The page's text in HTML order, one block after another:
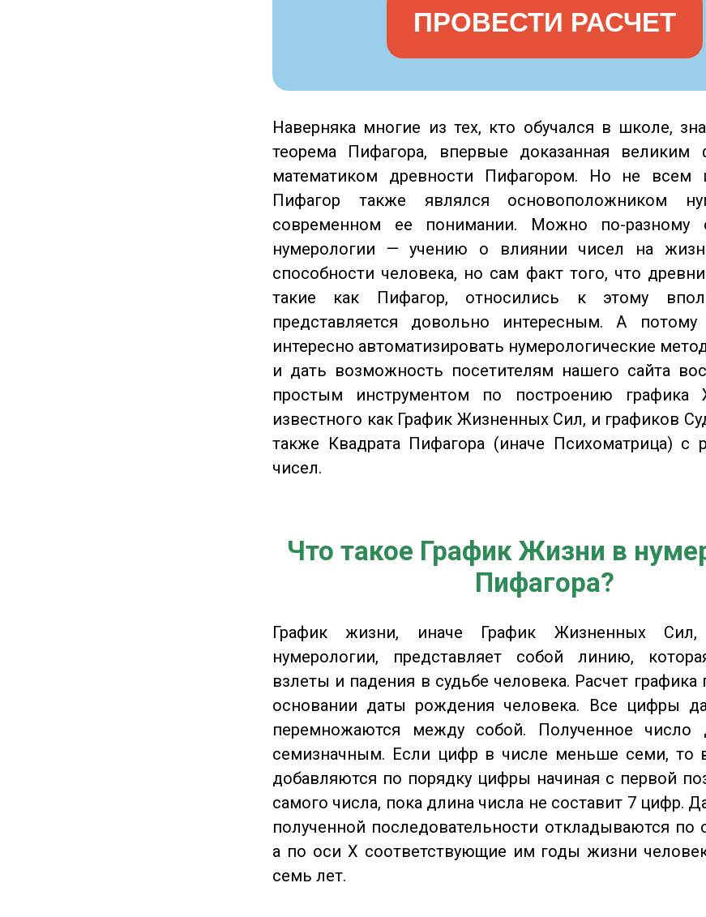
ПРОВЕСТИ РАСЧЕТ
Наверняка многие из тех, кто обучался в школе,
теорема Пифагора, впервые доказанная
математиком древности Пифагором. Но не всем
Пифагор также являлся основоположником
современном ее понимании. Можно по-разному
нумерологии — учению о влиянии чисел на
способности человека, но сам факт того, что
такие как Пифагор, относились к этому
представляется довольно интересным. А
интересно автоматизировать нумерологические
и дать возможность посетителям нашего сайта
простым инструментом по построению графика
известного как График Жизненных Сил, и графиков
также Квадрата Пифагора (иначе Психоматрица) с
чисел.
Что такое График Жизни в
Пифагора?
График жизни, иначе График Жизненных
нумерологии, представляет собой линию,
взлеты и падения в судьбе человека. Расчет графика
основании даты рождения человека. Все цифры
перемножаются между собой. Полученное
семизначным. Если цифр в числе меньше семи, то
добавляются по порядку цифры начиная с первой
самого числа, пока длина числа не составит 7 цифр.
полученной последовательности откладываются по
а по оси X соответствующие им годы жизни
семь лет.